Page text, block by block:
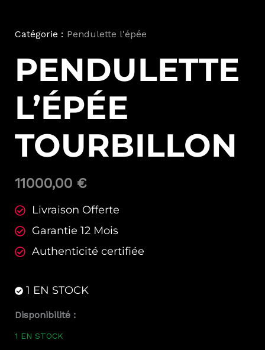
Catégorie : Pendulette l'épée
PENDULETTE
L’ÉPÉE
TOURBILLON
11000,00 €
Livraison Offerte
Garantie 12 Mois
Authenticité certifiée
1 EN STOCK
Disponibilité :
1 EN STOCK
quantité